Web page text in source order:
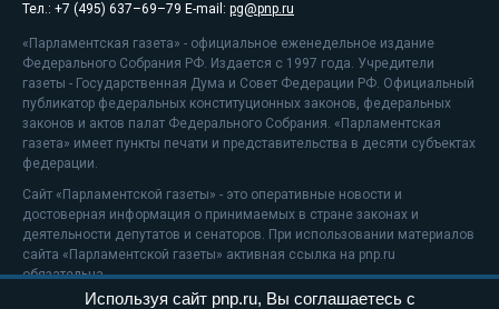
Тел.: +7 (495) 637–69–79 E-mail: pg@pnp.ru
«Парламентская газета» - официальное еженедельное издание
Федерального Собрания РФ. Издается с 1997 года. Учредители
газеты - Государственная Дума и Совет Федерации РФ. Официальный
публикатор федеральных конституционных законов, федеральных
законов и актов палат Федерального Собрания. «Парламентская
газета» имеет пункты печати и представительства в десяти субъектах
федерации.
Сайт «Парламентской газеты» - это оперативные новости и
достоверная информация о принимаемых в стране законах и
деятельности депутатов и сенаторов. При использовании материалов
сайта «Парламентской газеты» активная ссылка на pnp.ru
обязательна.
Используя сайт pnp.ru, Вы соглашаетесь с